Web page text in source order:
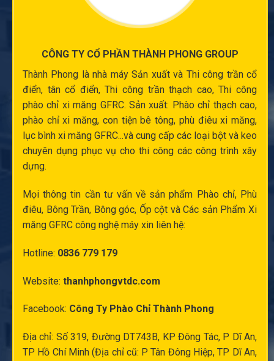
CÔNG TY CỔ PHẦN THÀNH PHONG GROUP
Thành Phong là nhà máy Sản xuất và Thi công trần cổ
điển, tân cổ điển,Thi công trần thạch cao,Thi công
phào chỉ xi măng GFRC. Sản xuất: Phào chỉ thạch cao,
phào chỉ xi măng, con tiện bê tông, phù điêu xi măng,
lục bình xi măng GFRC...và cung cấp các loại bột và keo
chuyên dụng phục vụ cho thi công các công trình xây
dựng.
Mọi thông tin cần tư vấn về sản phẩm Phào chỉ, Phù
điêu, Bông Trần, Bông góc, Ốp cột và Các sản Phẩm Xi
măng GFRC công nghệ máy xin liên hệ:
Hotline: 0836 779 179
Website: thanhphongvtdc.com
Facebook: Công Ty Phào Chỉ Thành Phong
Địa chỉ: Số 319, Đường DT743B, KP Đông Tác, P Dĩ An,
TP Hồ Chí Minh (Địa chỉ cũ: P Tân Đông Hiệp, TP Dĩ An,